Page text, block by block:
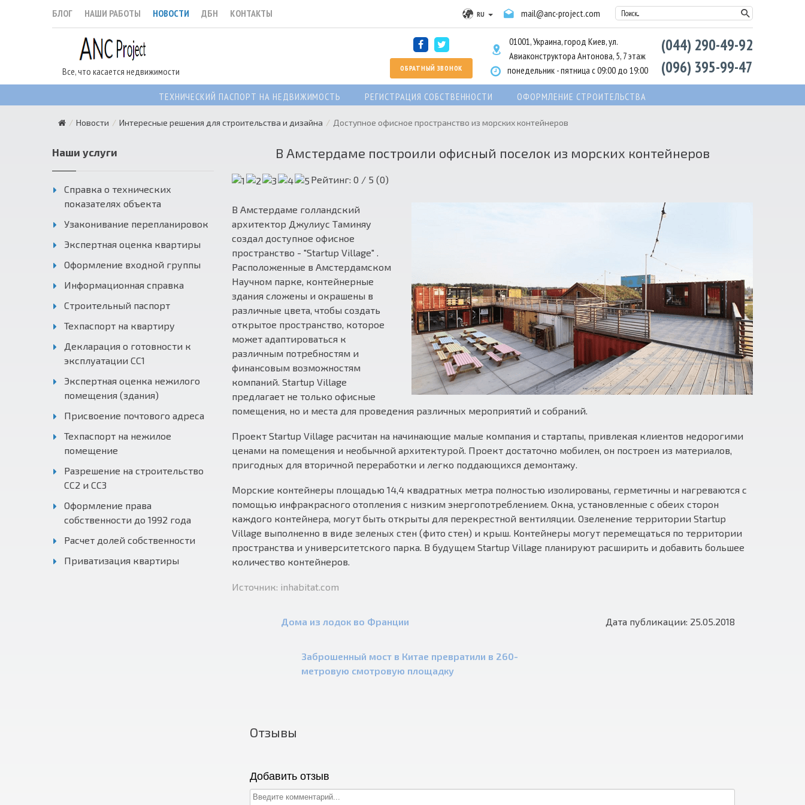
БЛОГ НАШИ РАБОТЫ НОВОСТИ ДБН КОНТАКТЫ Поиск...
mail@anc-project.com
RU
Все, что касается недвижимости ОБРАТНЫЙ ЗВОНОК
01001, Украина, город Киев, ул.
Авиаконструктора Антонова, 5, 7 этаж
понедельник - пятница с 09:00 до 19:00
(044) 290-49-92
(096) 395-99-47
ТЕХНИЧЕСКИЙ ПАСПОРТ НА НЕДВИЖИМОСТЬ РЕГИСТРАЦИЯ СОБСТВЕННОСТИ ОФОРМЛЕНИЕ СТРОИТЕЛЬСТВА
Новости Интересные решения для строительства и дизайна Доступное офисное пространство из морских контейнеров
В Амстердаме построили офисный поселок из морских контейнеров
Рейтинг: 0 / 5 (0)
В Амстердаме голландский
архитектор Джулиус Таминяу
создал доступное офисное
пространство - "Startup Village" .
Расположенные в Амстердамском
Научном парке, контейнерные
здания сложены и окрашены в
различные цвета, чтобы создать
открытое пространство, которое
может адаптироваться к
различным потребностям и
финансовым возможностям
компаний. Startup Village
предлагает не только офисные
помещения, но и места для проведения различных мероприятий и собраний.
Проект Startup Village расчитан на начинающие малые компания и стартапы, привлекая клиентов недорогими
ценами на помещения и необычной архитектурой. Проект достаточно мобилен, он построен из материалов,
пригодных для вторичной переработки и легко поддающихся демонтажу.
Морские контейнеры площадью 14,4 квадратных метра полностью изолированы, герметичны и нагреваются с
помощью инфракрасного отопления с низким энергопотреблением. Окна, установленные с обеих сторон
каждого контейнера, могут быть открыты для перекрестной вентиляции. Озеленение территории Startup
Village выполненно в виде зеленых стен (фито стен) и крыш. Контейнеры могут перемещаться по территории
пространства и университетского парка. В будущем Startup Village планируют расширить и добавить большее
количество контейнеров.
Источник: inhabitat.com
Дома из лодок во Франции
Заброшенный мост в Китае превратили в 260-
метровую смотровую площадку
Дата публикации: 25.05.2018
Отзывы
Добавить отзыв
Наши услуги
Справка о технических
показателях объекта
Узаконивание перепланировок
Экспертная оценка квартиры
Оформление входной группы
Информационная справка
Строительный паспорт
Техпаспорт на квартиру
Декларация о готовности к
эксплуатации СС1
Экспертная оценка нежилого
помещения (здания)
Присвоение почтового адреса
Техпаспорт на нежилое
помещение
Разрешение на строительство
СС2 и СС3
Оформление права
собственности до 1992 года
Расчет долей собственности
Приватизация квартиры